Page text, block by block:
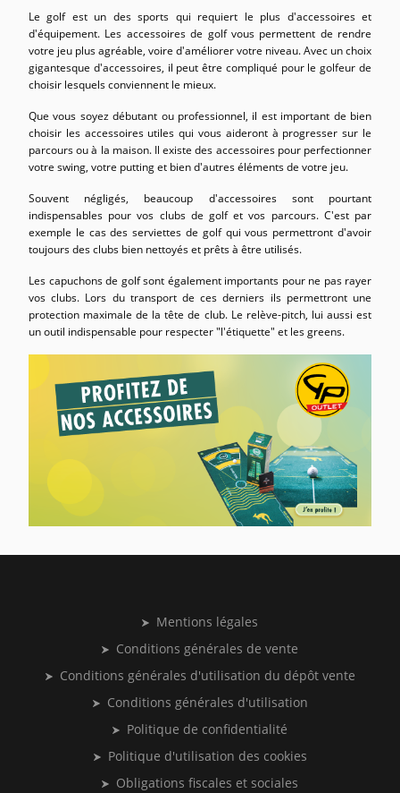
Le golf est un des sports qui requiert le plus d'accessoires et
d'équipement. Les accessoires de golf vous permettent de rendre
votre jeu plus agréable, voire d'améliorer votre niveau. Avec un choix
gigantesque d'accessoires, il peut être compliqué pour le golfeur de
choisir lesquels conviennent le mieux.
Que vous soyez débutant ou professionnel, il est important de bien
choisir les accessoires utiles qui vous aideront à progresser sur le
parcours ou à la maison. Il existe des accessoires pour perfectionner
votre swing, votre putting et bien d'autres éléments de votre jeu.
Souvent négligés, beaucoup d'accessoires sont pourtant
indispensables pour vos clubs de golf et vos parcours. C'est par
exemple le cas des serviettes de golf qui vous permettront d'avoir
toujours des clubs bien nettoyés et prêts à être utilisés.
Les capuchons de golf sont également importants pour ne pas rayer
vos clubs. Lors du transport de ces derniers ils permettront une
protection maximale de la tête de club. Le relève-pitch, lui aussi est
un outil indispensable pour respecter "l'étiquette" et les greens.
Mentions légales
Conditions générales de vente
Conditions générales d'utilisation du dépôt vente
Conditions générales d'utilisation
Politique de confidentialité
Politique d'utilisation des cookies
Obligations fiscales et sociales